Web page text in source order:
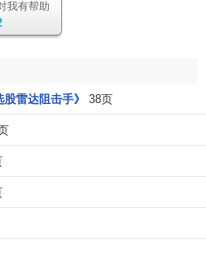
股尾盘选股.每日财经新
我有帮助
雷达阻击手》 38页